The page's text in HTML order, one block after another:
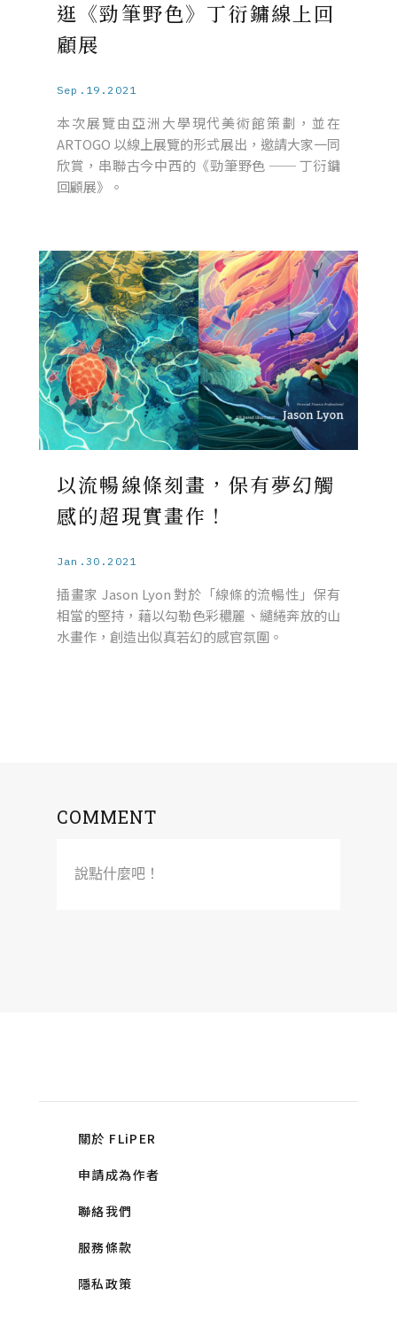
逛《勁筆野色》丁衍鏞線上回
顧展
Sep.19.2021
本次展覽由亞洲大學現代美術館策劃，並在
ARTOGO 以線上展覽的形式展出，邀請大家一同
欣賞，串聯古今中西的《勁筆野色 ── 丁衍鏞
回顧展》。
以流暢線條刻畫，保有夢幻觸
感的超現實畫作！
Jan.30.2021
插畫家 Jason Lyon 對於「線條的流暢性」保有
相當的堅持，藉以勾勒色彩穠麗、繾綣奔放的山
水畫作，創造出似真若幻的感官氛圍。
COMMENT
說點什麼吧！
關於 FLiPER
申請成為作者
聯絡我們
服務條款
隱私政策